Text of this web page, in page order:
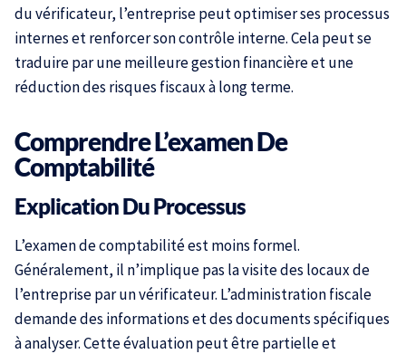
du vérificateur, l’entreprise peut optimiser ses processus
internes et renforcer son contrôle interne. Cela peut se
traduire par une meilleure gestion financière et une
réduction des risques fiscaux à long terme.
Comprendre L’examen De
Comptabilité
Explication Du Processus
L’examen de comptabilité est moins formel.
Généralement, il n’implique pas la visite des locaux de
l’entreprise par un vérificateur. L’administration fiscale
demande des informations et des documents spécifiques
à analyser. Cette évaluation peut être partielle et